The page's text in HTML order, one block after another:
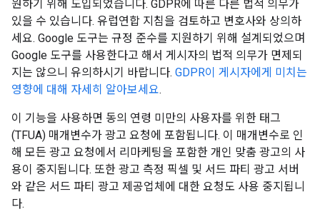
원하기 위해 도입되었습니다. GDPR에 따른 다른 법적 의무가
있을 수 있습니다. 유럽연합 지침을 검토하고 변호사와 상의하
세요. Google 도구는 규정 준수를 지원하기 위해 설계되었으며
Google 도구를 사용한다고 해서 게시자의 법적 의무가 면제되
지는 않으니 유의하시기 바랍니다. GDPR이 게시자에게 미치는
영향에 대해 자세히 알아보세요.
이 기능을 사용하면 동의 연령 미만의 사용자를 위한 태그
(TFUA) 매개변수가 광고 요청에 포함됩니다. 이 매개변수로 인
해 모든 광고 요청에서 리마케팅을 포함한 개인 맞춤 광고의 사
용이 중지됩니다. 또한 광고 측정 픽셀 및 서드 파티 광고 서버
와 같은 서드 파티 광고 제공업체에 대한 요청도 사용 중지됩니
다.